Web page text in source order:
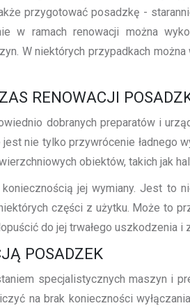
przygotować posadzkę -
w ramach renowacji można
W niektórych przypadkach
RENOWACJI
dobranych preparatów i
nie tylko przywrócenie ładnego
obiektów, takich jak
jej wymiany. Jest to
części z użytku. Może to
do jej trwałego
POSADZEK
specjalistycznych maszyn i
na brak konieczności